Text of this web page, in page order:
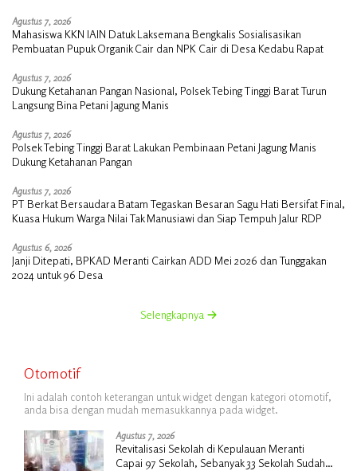
Agustus 7, 2026
Mahasiswa KKN IAIN Datuk Laksemana Bengkalis Sosialisasikan
Pembuatan Pupuk Organik Cair dan NPK Cair di Desa Kedabu Rapat
Agustus 7, 2026
Dukung Ketahanan Pangan Nasional, Polsek Tebing Tinggi Barat Turun
Langsung Bina Petani Jagung Manis
Agustus 7, 2026
Polsek Tebing Tinggi Barat Lakukan Pembinaan Petani Jagung Manis
Dukung Ketahanan Pangan
Agustus 7, 2026
PT Berkat Bersaudara Batam Tegaskan Besaran Sagu Hati Bersifat Final,
Kuasa Hukum Warga Nilai Tak Manusiawi dan Siap Tempuh Jalur RDP
Agustus 6, 2026
Janji Ditepati, BPKAD Meranti Cairkan ADD Mei 2026 dan Tunggakan
2024 untuk 96 Desa
Selengkapnya
Otomotif
Ini adalah contoh keterangan untuk widget dengan kategori otomotif,
anda bisa dengan mudah memasukkannya pada widget.
Agustus 7, 2026
Revitalisasi Sekolah di Kepulauan Meranti
Capai 97 Sekolah, Sebanyak 33 Sekolah Sudah